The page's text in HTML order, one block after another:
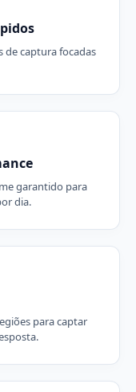
de captura focadas
garantido para
dia.
para captar